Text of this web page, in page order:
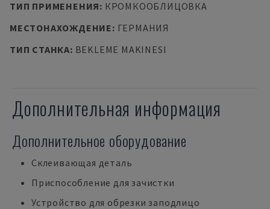
ТИП ПРИМЕНЕНИЯ: КРОМКООБЛИЦОВКА
МЕСТОНАХОЖДЕНИЕ: ГЕРМАНИЯ
ТИП СТАНКА: BEKLEME MAKINESI
Дополнительная информация
Дополнительное оборудование
Склеивающая деталь
Приспособление для зачистки
Устройство для обрезки заподлицо